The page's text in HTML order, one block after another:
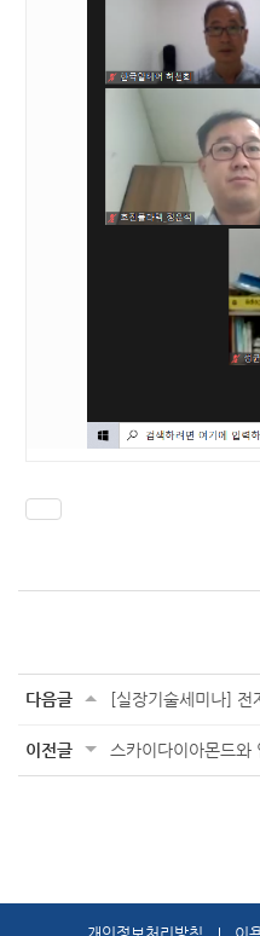
다음글 [실장기술세미나] 전
이전글 스카이다이아몬드